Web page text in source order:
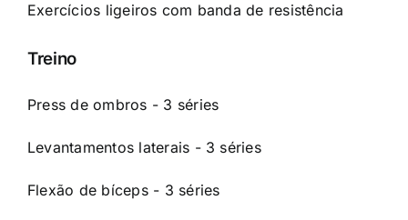
Exercícios ligeiros com banda de resistência
Treino
Press de ombros - 3 séries
Levantamentos laterais - 3 séries
Flexão de bíceps - 3 séries